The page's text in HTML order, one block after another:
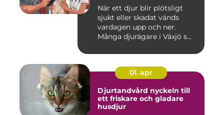
När ett djur blir plötsligt
sjukt eller skadat vänds
vardagen upp och ner.
Många djurägare i Växjö s...
01. apr
Djurtandvård nyckeln till
ett friskare och gladare
husdjur